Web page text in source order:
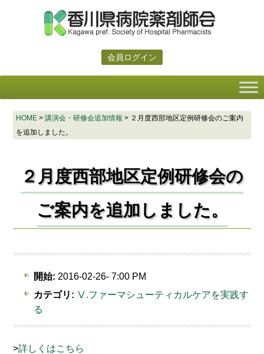
会員ログイン
HOME> 講演会・研修会追加情報 > ２月度西部地区定例研修会のご案内
を追加しました。
２月度西部地区定例研修会の
ご案内を追加しました。
開始: 2016-02-26- 7:00 PM
カテゴリ: Ⅴ.ファーマシューティカルケアを実践す
る
>詳しくはこちら